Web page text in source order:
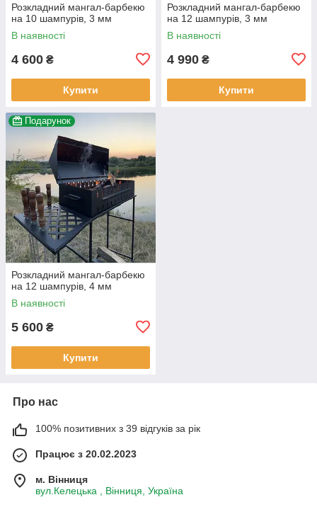
Розкладний мангал-барбекю
на 10 шампурів, 3 мм
В наявності
4 600 ₴
Купити
Розкладний мангал-барбекю
на 12 шампурів, 3 мм
В наявності
4 990 ₴
Купити
Подарунок
Розкладний мангал-барбекю
на 12 шампурів, 4 мм
В наявності
5 600 ₴
Купити
Про нас
100% позитивних з 39 відгуків за рік
Працює з 20.02.2023
м. Вінниця
вул.Келецька , Вінниця, Україна